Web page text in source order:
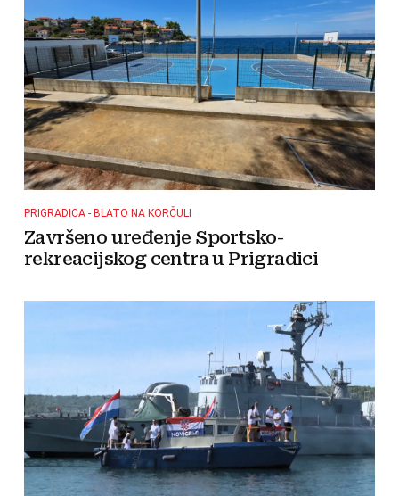
PRIGRADICA - BLATO NA KORČULI
Završeno uređenje Sportsko-
rekreacijskog centra u Prigradici